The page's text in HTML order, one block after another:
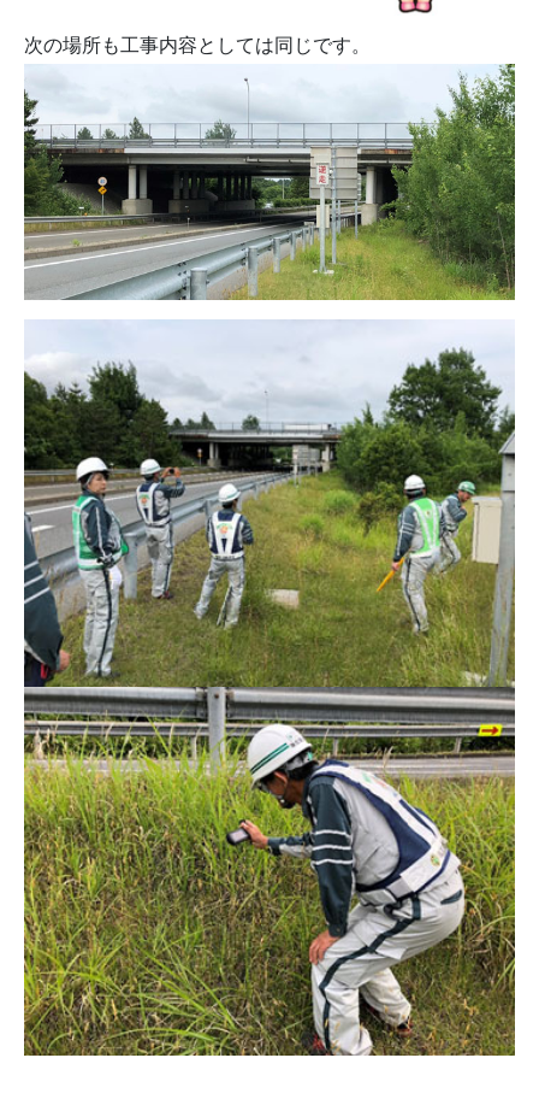
次の場所も工事内容としては同じです。